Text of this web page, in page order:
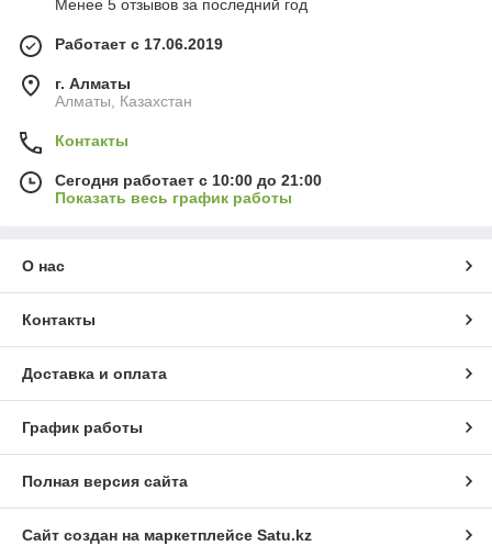
Менее 5 отзывов за последний год
Работает с 17.06.2019
г. Алматы
Алматы, Казахстан
Контакты
Сегодня работает с 10:00 до 21:00
Показать весь график работы
О нас
Контакты
Доставка и оплата
График работы
Полная версия сайта
Сайт создан на маркетплейсе Satu.kz